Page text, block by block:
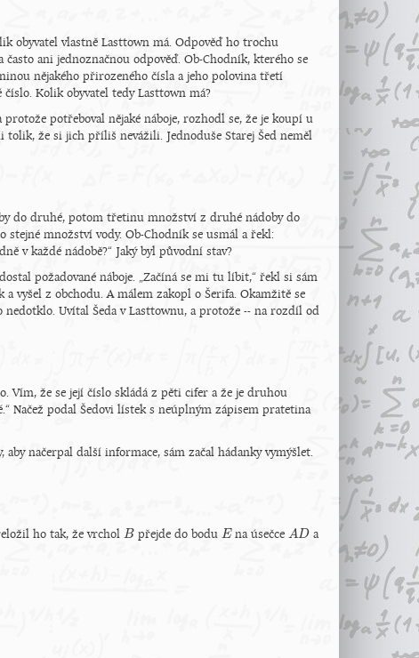
obyvatel vlastně Lasttown má. Odpověď ho trochu
ani jednoznačnou odpověď. Ob-Chodník, kterého se
nějakého přirozeného čísla a jeho polovina třetí
Kolik obyvatel tedy Lasttown má?
potřeboval nějaké náboje, rozhodl se, že je koupí u
že si jich příliš nevážili. Jednoduše Starej Šed neměl
do druhé, potom třetinu množství z druhé nádoby do
množství vody. Ob-Chodník se usmál a řekl:
v každé nádobě?“ Jaký byl původní stav?
požadované náboje. „Začíná se mi tu líbit,“ řekl si sám
vyšel z obchodu. A málem zakopl o Šerifa. Okamžitě se
Uvítal Šeda v Lasttownu, a protože -- na rozdíl od
Vím, že se její číslo skládá z pěti cifer a že je druhou
Načež podal Šedovi lístek s neúplným zápisem pratetina
načerpal další informace, sám začal hádanky vymýšlet.
ho tak, že vrchol B
B přejde do bodu E
Ena úsečce AD
AD a